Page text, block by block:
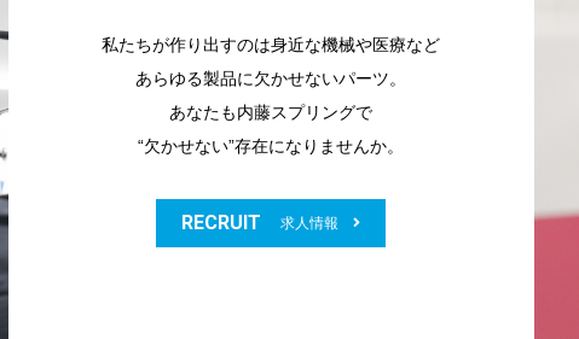
私たちが作り出すのは身近な機械や医療など
あらゆる製品に欠かせないパーツ。
あなたも内藤スプリングで
“欠かせない”存在になりませんか。
RECRUIT 求人情報